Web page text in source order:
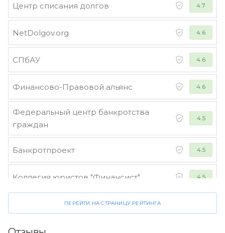
Центр списания долгов 4.7
NetDolgov.org 4.6
СПбАУ 4.6
Финансово-Правовой альянс 4.6
Федеральный центр банкротства
граждан
4.5
Банкротпроект 4.5
Коллегия юристов "Финансист" 4.5
ПЕРЕЙТИ НА СТРАНИЦУ РЕЙТИНГА